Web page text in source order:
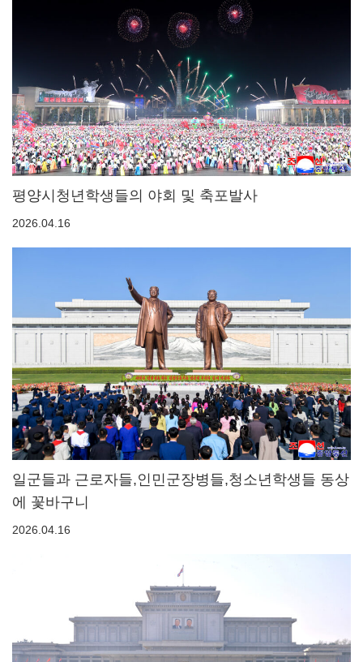
평양시청년학생들의 야회 및 축포발사
2026.04.16
일군들과 근로자들,인민군장병들,청소년학생들 동상
에 꽃바구니
2026.04.16